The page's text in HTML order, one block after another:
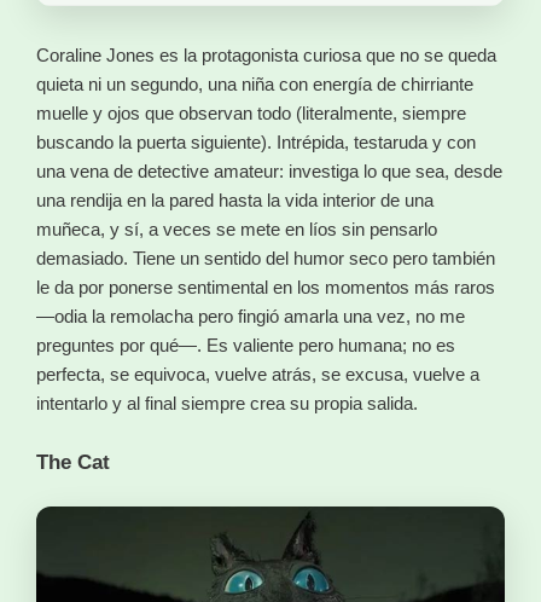
Coraline Jones es la protagonista curiosa que no se queda
quieta ni un segundo, una niña con energía de chirriante
muelle y ojos que observan todo (literalmente, siempre
buscando la puerta siguiente). Intrépida, testaruda y con
una vena de detective amateur: investiga lo que sea, desde
una rendija en la pared hasta la vida interior de una
muñeca, y sí, a veces se mete en líos sin pensarlo
demasiado. Tiene un sentido del humor seco pero también
le da por ponerse sentimental en los momentos más raros
—odia la remolacha pero fingió amarla una vez, no me
preguntes por qué—. Es valiente pero humana; no es
perfecta, se equivoca, vuelve atrás, se excusa, vuelve a
intentarlo y al final siempre crea su propia salida.
The Cat